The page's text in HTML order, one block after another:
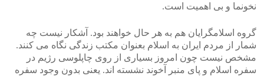
نخونما و بی اهمیت است.
گروه اسلامگرایان هم به هر حال خواهند بود. آشکار نیست چه
شمار از مردم ایران به اسلام بعنوان مکتب زندگی نگاه می کنند.
مشخص نیست چون امروز بسیاری از روی چاپلوسی رژیم در
سفره اسلام و پای منبر آخوند نشسته اند. یعنی بدون وجود سفره